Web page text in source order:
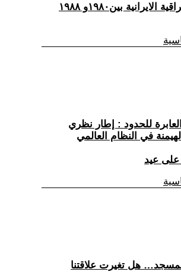
للحدود : إطار نظري
في النظام العالمي
عيد
المسجد… هل تغيرت علاقتنا